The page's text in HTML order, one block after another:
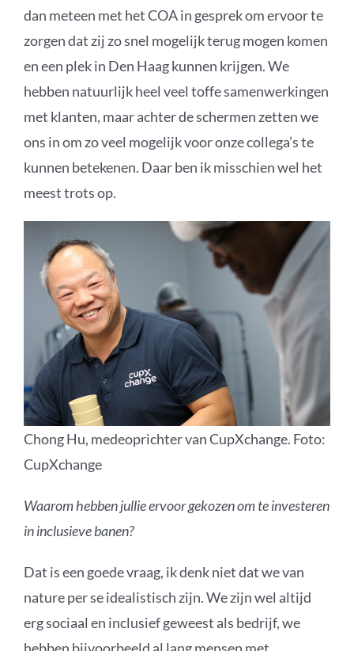
dan meteen met het COA in gesprek om ervoor te
zorgen dat zij zo snel mogelijk terug mogen komen
en een plek in Den Haag kunnen krijgen. We
hebben natuurlijk heel veel toffe samenwerkingen
met klanten, maar achter de schermen zetten we
ons in om zo veel mogelijk voor onze collega’s te
kunnen betekenen. Daar ben ik misschien wel het
meest trots op.
Chong Hu, medeoprichter van CupXchange. Foto:
CupXchange
Waarom hebben jullie ervoor gekozen om te investeren
in inclusieve banen?
Dat is een goede vraag, ik denk niet dat we van
nature per se idealistisch zijn. We zijn wel altijd
erg sociaal en inclusief geweest als bedrijf, we